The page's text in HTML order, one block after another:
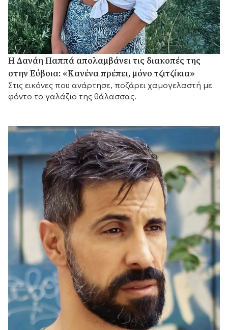
Η Δανάη Παππά απολαμβάνει τις διακοπές της
στην Εύβοια: «Κανένα πρέπει, μόνο τζιτζίκια»
Στις εικόνες που ανάρτησε, ποζάρει χαμογελαστή με
φόντο το γαλάζιο της θάλασσας.